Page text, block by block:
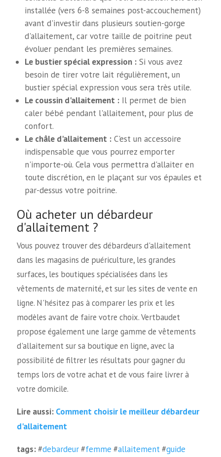
installée (vers 6-8 semaines post-accouchement)
avant d'investir dans plusieurs soutien-gorge
d'allaitement, car votre taille de poitrine peut
évoluer pendant les premières semaines.
Le bustier spécial expression : Si vous avez
besoin de tirer votre lait régulièrement, un
bustier spécial expression vous sera très utile.
Le coussin d'allaitement : Il permet de bien
caler bébé pendant l'allaitement, pour plus de
confort.
Le châle d'allaitement : C'est un accessoire
indispensable que vous pourrez emporter
n'importe-où. Cela vous permettra d'allaiter en
toute discrétion, en le plaçant sur vos épaules et
par-dessus votre poitrine.
Où acheter un débardeur
d'allaitement ?
Vous pouvez trouver des débardeurs d'allaitement
dans les magasins de puériculture, les grandes
surfaces, les boutiques spécialisées dans les
vêtements de maternité, et sur les sites de vente en
ligne. N'hésitez pas à comparer les prix et les
modèles avant de faire votre choix. Vertbaudet
propose également une large gamme de vêtements
d'allaitement sur sa boutique en ligne, avec la
possibilité de filtrer les résultats pour gagner du
temps lors de votre achat et de vous faire livrer à
votre domicile.
Lire aussi: Comment choisir le meilleur débardeur
d'allaitement
tags:#debardeur#femme #allaitement#guide